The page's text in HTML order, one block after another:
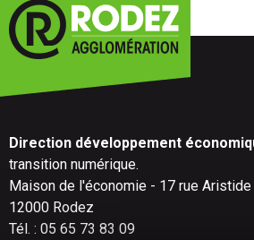
Direction développement
transition numérique.
Maison de l'économie - 17 rue Aristide
12000 Rodez
Tél. : 05 65 73 83 09